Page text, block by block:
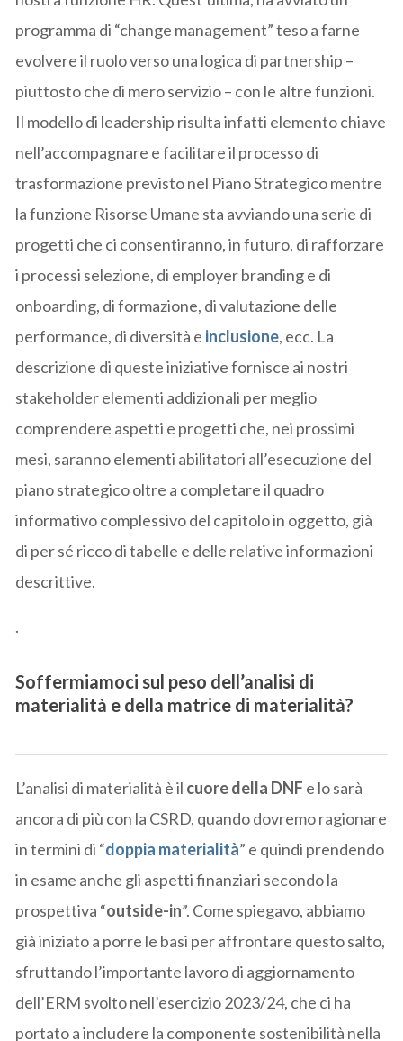
programma di “change management” teso a farne
evolvere il ruolo verso una logica di partnership –
piuttosto che di mero servizio – con le altre funzioni.
Il modello di leadership risulta infatti elemento chiave
nell’accompagnare e facilitare il processo di
trasformazione previsto nel Piano Strategico mentre
la funzione Risorse Umane sta avviando una serie di
progetti che ci consentiranno, in futuro, di rafforzare
i processi selezione, di employer branding e di
onboarding, di formazione, di valutazione delle
performance, di diversità e inclusione, ecc. La
descrizione di queste iniziative fornisce ai nostri
stakeholder elementi addizionali per meglio
comprendere aspetti e progetti che, nei prossimi
mesi, saranno elementi abilitatori all’esecuzione del
piano strategico oltre a completare il quadro
informativo complessivo del capitolo in oggetto, già
di per sé ricco di tabelle e delle relative informazioni
descrittive.
.
Soffermiamoci sul peso dell’analisi di
materialità e della matrice di materialità?
L’analisi di materialità è il cuore della DNF e lo sarà
ancora di più con la CSRD, quando dovremo ragionare
in termini di “doppia materialità” e quindi prendendo
in esame anche gli aspetti finanziari secondo la
prospettiva “outside-in”. Come spiegavo, abbiamo
già iniziato a porre le basi per affrontare questo salto,
sfruttando l’importante lavoro di aggiornamento
dell’ERM svolto nell’esercizio 2023/24, che ci ha
portato a includere la componente sostenibilità nella